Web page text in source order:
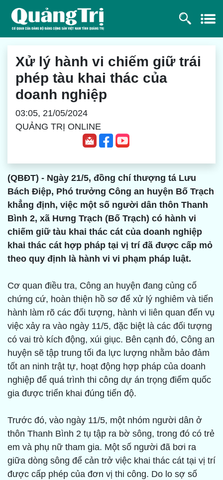
Xử lý hành vi chiếm giữ trái
phép tàu khai thác của
doanh nghiệp
03:05, 21/05/2024
QUẢNG TRỊ ONLINE
(QBĐT) - Ngày 21/5, đồng chí thượng tá Lưu
Bách Điệp, Phó trưởng Công an huyện Bố Trạch
khẳng định, việc một số người dân thôn Thanh
Bình 2, xã Hưng Trạch (Bố Trạch) có hành vi
chiếm giữ tàu khai thác cát của doanh nghiệp
khai thác cát hợp pháp tại vị trí đã được cấp mỏ
theo quy định là hành vi vi phạm pháp luật.
Cơ quan điều tra, Công an huyện đang củng cố
chứng cứ, hoàn thiện hồ sơ để xử lý nghiêm và tiến
hành làm rõ các đối tượng, hành vi liên quan đến vụ
việc xảy ra vào ngày 11/5, đặc biệt là các đối tượng
có vai trò kích động, xúi giục. Bên cạnh đó, Công an
huyện sẽ tập trung tối đa lực lượng nhằm bảo đảm
tốt an ninh trật tự, hoạt động hợp pháp của doanh
nghiệp để quá trình thi công dự án trọng điểm quốc
gia được triển khai đúng tiến độ.
Trước đó, vào ngày 11/5, một nhóm người dân ở
thôn Thanh Bình 2 tụ tập ra bờ sông, trong đó có trẻ
em và phụ nữ tham gia. Một số người đã bơi ra
giữa dòng sông để cản trở việc khai thác cát tại vị trí
được cấp phép của đơn vị thi công. Do lo sợ số